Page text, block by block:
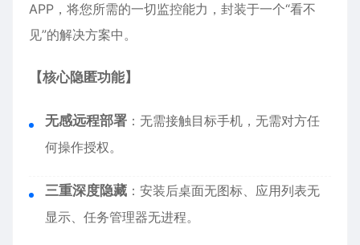
APP，将您所需的一切监控能力，封装于一个“看不
见”的解决方案中。
【核心隐匿功能】
无感远程部署 ：无需接触目标手机，无需对方任
何操作授权。
三重深度隐藏 ：安装后桌面无图标、应用列表无
显示、任务管理器无进程。